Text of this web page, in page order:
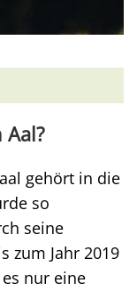
gehört in die
so
seine
zum Jahr 2019
nur eine